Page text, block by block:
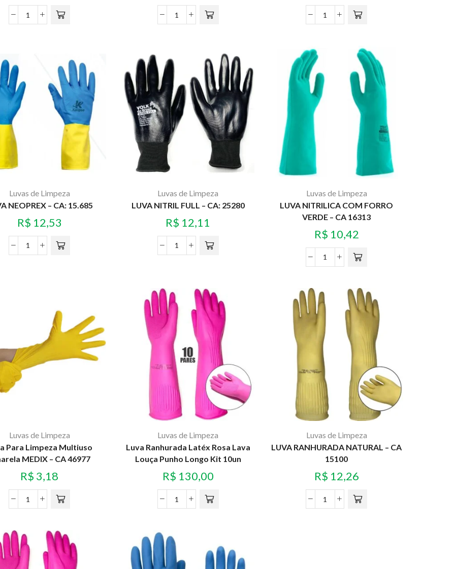
Luvas de Limpeza
NEOPREX – CA: 15.685
R$ 12,53
Luvas de Limpeza
LUVA NITRIL FULL – CA: 25280
R$ 12,11
Luvas de Limpeza
LUVA NITRILICA COM FORRO
VERDE – CA 16313
R$ 10,42
Luvas de Limpeza
Para Limpeza Multiuso
MEDIX – CA 46977
R$ 3,18
Luvas de Limpeza
Luva Ranhurada Latéx Rosa Lava
Louça Punho Longo Kit 10un
R$ 130,00
Luvas de Limpeza
LUVA RANHURADA NATURAL – CA
15100
R$ 12,26